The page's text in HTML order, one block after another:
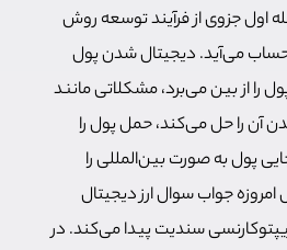
اول جزوی از فرآیند توسعه روش
حساب می‌آید. دیجیتال شدن پول
را از بین می‌برد، مشکلاتی مانند
آن را حل می‌کند، حمل پول را
پول به صورت بین‌المللی را
جواب سوال ارز دیجیتال
سندیت پیدا می‌کند. در